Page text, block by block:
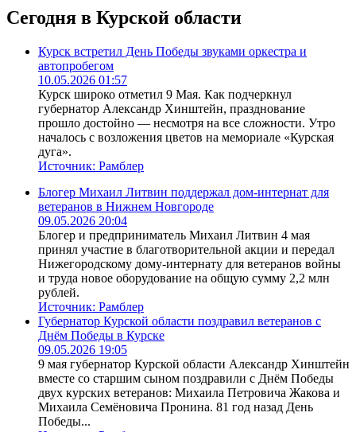
Сегодня в Курской области
Курск встретил День Победы звуками оркестра и
автопробегом
10.05.2026 01:57
Курск широко отметил 9 Мая. Как подчеркнул
губернатор Александр Хинштейн, празднование
прошло достойно — несмотря на все сложности. Утро
началось с возложения цветов на мемориале «Курская
дуга».
Источник: Рамблер
Блогер Михаил Литвин поддержал дом-интернат для
ветеранов в Нижнем Новгороде
09.05.2026 20:04
Блогер и предприниматель Михаил Литвин 4 мая
принял участие в благотворительной акции и передал
Нижегородскому дому-интернату для ветеранов войны
и труда новое оборудование на общую сумму 2,2 млн
рублей.
Источник: Рамблер
Губернатор Курской области поздравил ветеранов с
Днём Победы в Курске
09.05.2026 19:05
9 мая губернатор Курской области Александр Хинштейн
вместе со старшим сыном поздравили с Днём Победы
двух курских ветеранов: Михаила Петровича Жакова и
Михаила Семёновича Пронина. 81 год назад День
Победы...